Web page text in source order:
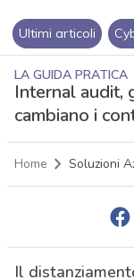
Ultimi articoli
LA GUIDA PRATICA
Internal audit,
cambiano i
Home Soluzioni
Il